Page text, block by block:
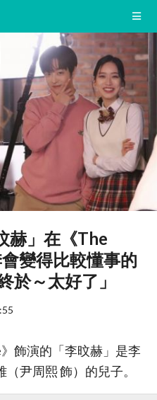
赫」在《The
變得比較懂事的
於～太好了」
飾演的「李旼赫」是李
尹周熙 飾）的兒子。